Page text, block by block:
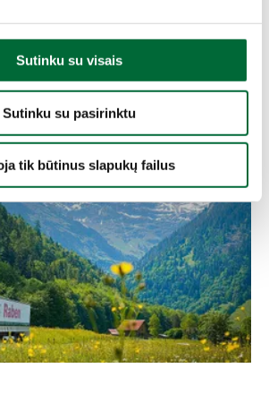
Sutinku su visais
Sutinku su pasirinktu
tik būtinus slapukų failus